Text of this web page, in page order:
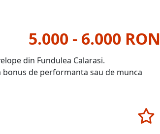
5.000 - 6.000 RON
din Fundulea Calarasi.
de performanta sau de munca